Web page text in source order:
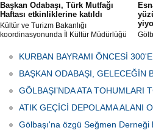
Başkan Odabaşı, Türk Mutfağı
Haftası etkinliklerine katıldı
Kültür ve Turizm Bakanlığı
koordinasyonunda İl Kültür Müdürlüğü
Haftası" etkinlikleri Ankara'da devam
ediyor.
KURBAN BAYRAMI ÖNCESİ
BAŞKAN ODABAŞI, GELECEĞİN
GÖLBAŞI’NDA ATA TOHUMLARI
ATIK GEÇİCİ DEPOLAMA ALANI
Gölbaşı'na özgü Seğmen Derneği